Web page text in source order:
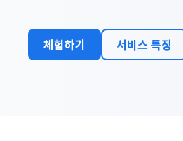
체험하기 서비스 특징